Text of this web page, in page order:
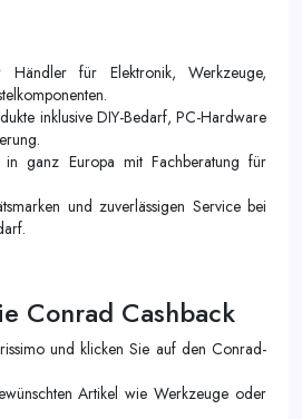
Händler für Elektronik, Werkzeuge,
inklusive DIY-Bedarf, PC-Hardware
in ganz Europa mit Fachberatung für
und zuverlässigen Service bei
Conrad Cashback
und klicken Sie auf den Conrad-
Artikel wie Werkzeuge oder